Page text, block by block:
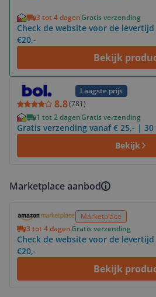
3 tot 4 dagenGratis verzending
Check de website voor de
€20,-
Bekijk
Laagste prijs
8.8(781)
1 tot 2 dagenGratis verzending
Gratis verzending vanaf € 25,- |
Bekijk
Bekijk product
Marketplace aanbod
Marketplace
3 tot 4 dagenGratis verzending
Check de website voor de
€20,-
Bekijk